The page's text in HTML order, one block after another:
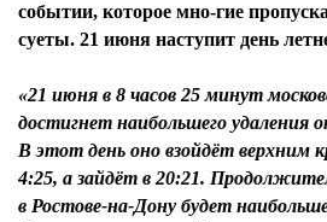
событии, которое мно-гие
суеты. 21 июня наступит день
«21 июня в 8 часов 25 минут
достигнет наибольшего удаления
В этот день оно взойдёт верхним
4:25, а зайдёт в 20:21.
в Ростове-на-Дону будет